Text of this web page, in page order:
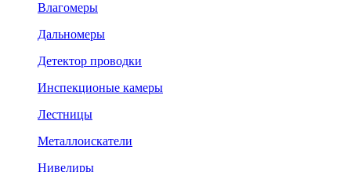
Влагомеры
Дальномеры
Детектор проводки
Инспекционые камеры
Лестницы
Металлоискатели
Нивелиры